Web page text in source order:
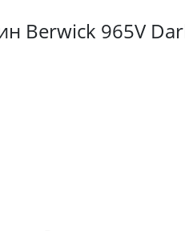
Berwick 965V